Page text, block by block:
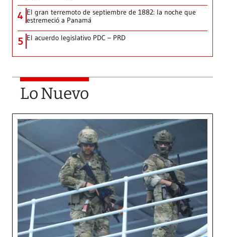
4 El gran terremoto de septiembre de 1882: la noche que
estremeció a Panamá
5 El acuerdo legislativo PDC – PRD
Lo Nuevo